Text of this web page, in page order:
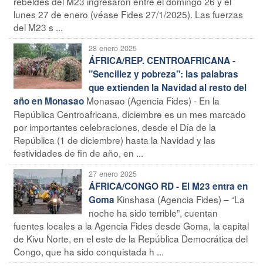
lunes 27 de enero (véase Fides 27/1/2025). Las fuerzas
del M23 s ...
28 enero 2025
ÁFRICA/REP. CENTROAFRICANA -
"Sencillez y pobreza": las palabras
que extienden la Navidad al resto del
año en Monasao Monasao (Agencia Fides) - En la
República Centroafricana, diciembre es un mes marcado
por importantes celebraciones, desde el Día de la
República (1 de diciembre) hasta la Navidad y las
festividades de fin de año, en ...
27 enero 2025
ÁFRICA/CONGO RD - El M23 entra en
Goma Kinshasa (Agencia Fides) – “La
noche ha sido terrible”, cuentan
fuentes locales a la Agencia Fides desde Goma, la capital
de Kivu Norte, en el este de la República Democrática del
Congo, que ha sido conquistada h ...